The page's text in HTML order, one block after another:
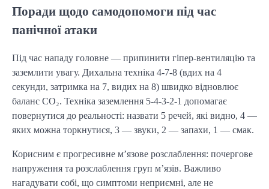
Поради щодо самодопомоги під час
панічної атаки
Під час нападу головне — припинити гіпер-вентиляцію та
заземлити увагу. Дихальна техніка 4-7-8 (вдих на 4
секунди, затримка на 7, видих на 8) швидко відновлює
баланс CO₂. Техніка заземлення 5-4-3-2-1 допомагає
повернутися до реальності: назвати 5 речей, які видно, 4 —
яких можна торкнутися, 3 — звуки, 2 — запахи, 1 — смак.
Корисним є прогресивне м’язове розслаблення: почергове
напруження та розслаблення груп м’язів. Важливо
нагадувати собі, що симптоми неприємні, але не